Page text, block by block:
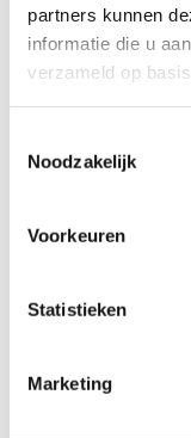
partners kunnen
informatie die u
verzameld op
Noodzakelijk
Voorkeuren
Statistieken
Marketing